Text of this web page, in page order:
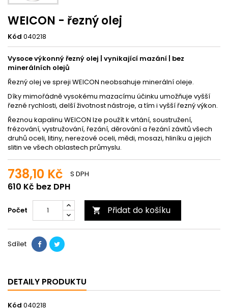
WEICON - řezný olej
Kód 040218
Vysoce výkonný řezný olej | vynikající mazání | bez
minerálních olejů
Řezný olej ve spreji WEICON neobsahuje minerální oleje.
Díky mimořádně vysokému mazacímu účinku umožňuje vyšší
řezné rychlosti, delší životnost nástroje, a tím i vyšší řezný výkon.
Řeznou kapalinu WEICON lze použít k vrtání, soustružení,
frézování, vystružování, řezání, děrování a řezání závitů všech
druhů oceli, litiny, nerezové oceli, mědi, mosazi, hliníku a jejich
slitin ve všech oblastech průmyslu.
738,10 Kč
610 Kč bez DPH
S DPH
Počet  Přidat do košíku
Sdílet
DETAILY PRODUKTU
Kód 040218